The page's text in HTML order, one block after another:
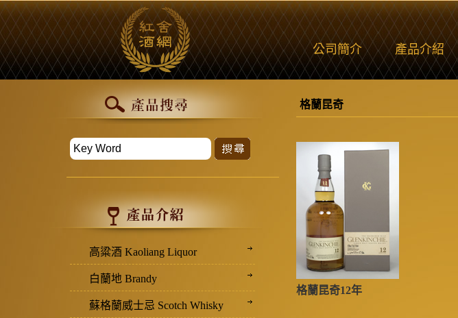
公司簡介 產品介紹
高粱酒 Kaoliang Liquor
白蘭地 Brandy
蘇格蘭威士忌 Scotch Whisky
格蘭昆奇
格蘭昆奇12年